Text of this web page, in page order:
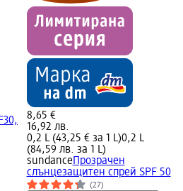
8,65 €
16,92 лв.
0,2 L (43,25 € за 1 L)0,2 L
(84,59 лв. за 1 L)
sundance Прозрачен
слънцезащитен спрей SPF 50
(27)